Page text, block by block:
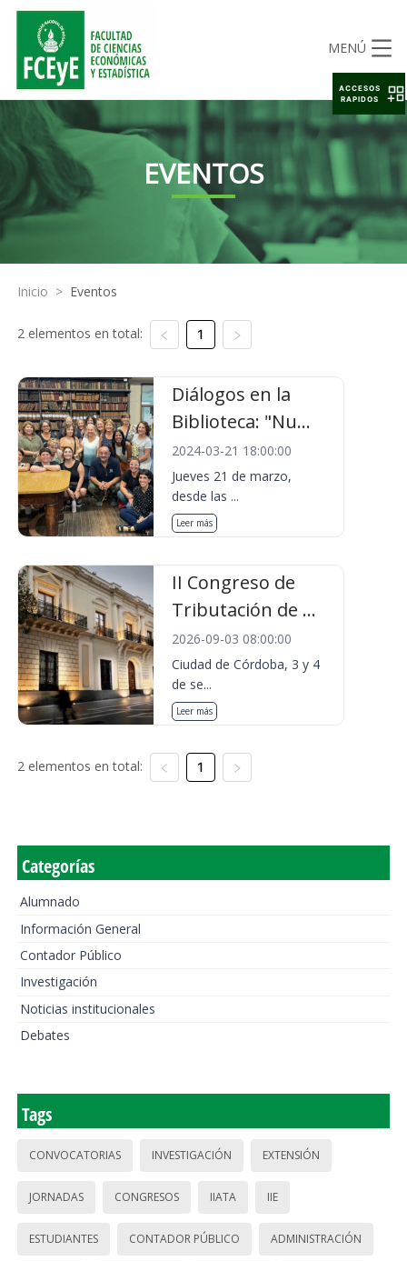
MENÚ
EVENTOS
Inicio > Eventos
2 elementos en total: 1
Diálogos en la
Biblioteca: "Nu...
2024-03-21 18:00:00
Jueves 21 de marzo,
desde las ...
Leer más
II Congreso de
Tributación de ...
2026-09-03 08:00:00
Ciudad de Córdoba, 3 y 4
de se...
Leer más
2 elementos en total: 1
Categorías
Alumnado
Información General
Contador Público
Investigación
Noticias institucionales
Debates
Tags
CONVOCATORIAS INVESTIGACIÓN EXTENSIÓN
JORNADAS CONGRESOS IIATA IIE
ESTUDIANTES CONTADOR PÚBLICO ADMINISTRACIÓN
ACCESOS
RAPIDOS